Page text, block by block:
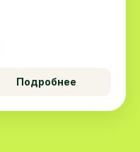
Подробнее